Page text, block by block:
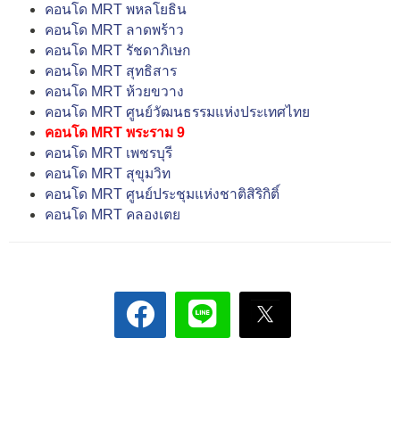
คอนโด MRT พหลโยธิน
คอนโด MRT ลาดพร้าว
คอนโด MRT รัชดาภิเษก
คอนโด MRT สุทธิสาร
คอนโด MRT ห้วยขวาง
คอนโด MRT ศูนย์วัฒนธรรมแห่งประเทศไทย
คอนโด MRT พระราม 9
คอนโด MRT เพชรบุรี
คอนโด MRT สุขุมวิท
คอนโด MRT ศูนย์ประชุมแห่งชาติสิริกิติ์
คอนโด MRT คลองเตย